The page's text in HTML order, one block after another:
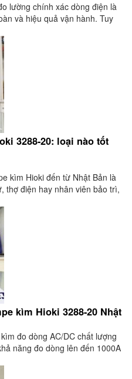
lường chính xác dòng điện là
và hiệu quả vận hành. Tuy
3288-20: loại nào tốt
kìm Hioki đến từ Nhật Bản là
thợ điện hay nhân viên bảo trì,
kìm Hioki 3288-20 Nhật
đo dòng AC/DC chất lượng
năng đo dòng lên đến 1000A